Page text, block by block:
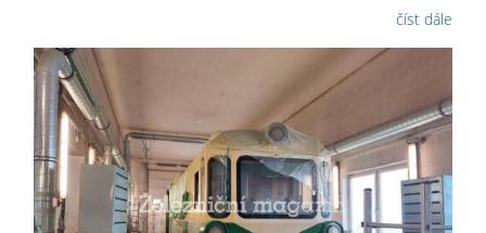
číst dále